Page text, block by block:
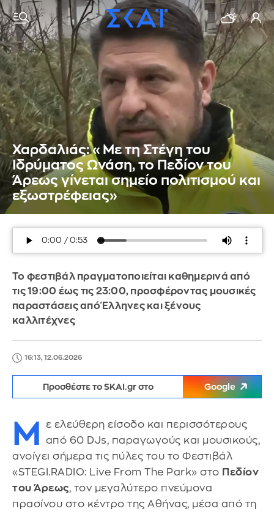
Χαρδαλιάς: «Με τη Στέγη του
Ιδρύματος Ωνάση, το Πεδίον του
Άρεως γίνεται σημείο πολιτισμού και
εξωστρέφειας»
Το φεστιβάλ πραγματοποιείται καθημερινά από
τις 19:00 έως τις 23:00, προσφέροντας μουσικές
παραστάσεις από Έλληνες και ξένους
καλλιτέχνες
16:13, 12.06.2026
Προσθέστε το SKAI.gr στο Google
Μ
ε ελεύθερη είσοδο και περισσότερους
από 60 DJs, παραγωγούς και μουσικούς,
ανοίγει σήμερα τις πύλες του το Φεστιβάλ
«STEGI.RADIO: Live From The Park» στο Πεδίον
του Άρεως, τον μεγαλύτερο πνεύμονα
πρασίνου στο κέντρο της Αθήνας, μέσα από τη